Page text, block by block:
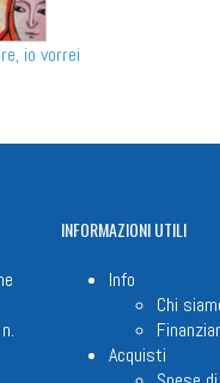
io vorrei
INFORMAZIONIUTILI
Info
Chi
Acquisti